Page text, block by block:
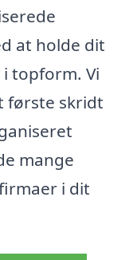
at holde dit
topform. Vi
første skridt
mange
i dit